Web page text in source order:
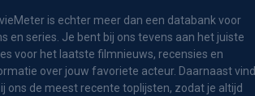
is echter meer dan een databank voor
en series. Je bent bij ons tevens aan het juiste
voor het laatste filmnieuws, recensies en
over jouw favoriete acteur. Daarnaast vind
ons de meest recente toplijsten, zodat je altijd